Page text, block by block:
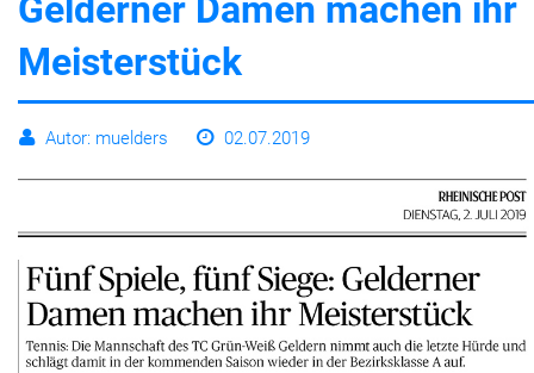
Gelderner Damen machen ihr
Meisterstück
Autor: muelders 02.07.2019